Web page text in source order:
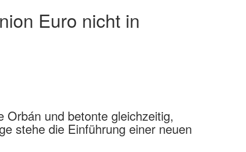
Euro nicht in
und betonte gleichzeitig,
stehe die Einführung einer neuen